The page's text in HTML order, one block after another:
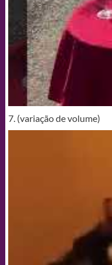
7. (variação de volume)